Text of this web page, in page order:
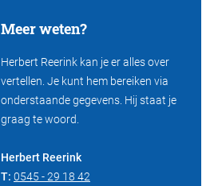
Meer weten?
Herbert Reerink kan je er alles over
vertellen. Je kunt hem bereiken via
onderstaande gegevens. Hij staat je
graag te woord.
Herbert Reerink
T: 0545 - 29 18 42